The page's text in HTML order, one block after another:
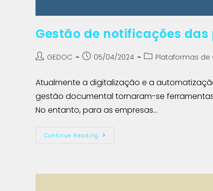
Gestão de notificações
GEDOC 05/04/2024 Plataformas
Atualmente a digitalização e a
gestão documental tornaram-se
No entanto, para as empresas…
Continue Reading